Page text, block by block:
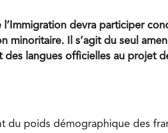
l’Immigration devra participer
minoritaire. Il s’agit du seul
des langues officielles au projet
du poids démographique des